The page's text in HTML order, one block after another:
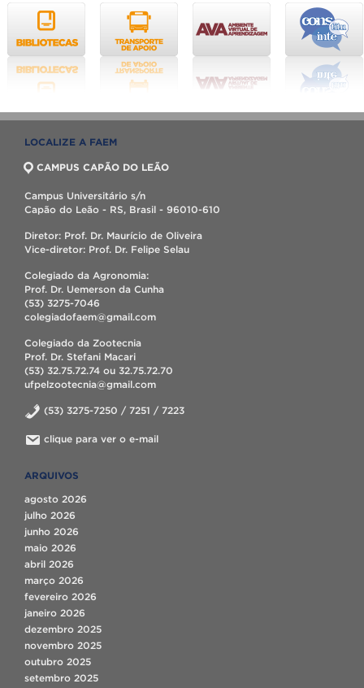
LOCALIZE A FAEM
CAMPUS CAPÃO DO LEÃO
Campus Universitário s/n
Capão do Leão - RS, Brasil - 96010-610
Diretor: Prof. Dr. Maurício de Oliveira
Vice-diretor: Prof. Dr. Felipe Selau
Colegiado da Agronomia:
Prof. Dr. Uemerson da Cunha
(53) 3275-7046
colegiadofaem@gmail.com
Colegiado da Zootecnia
Prof. Dr. Stefani Macari
(53) 32.75.72.74 ou 32.75.72.70
ufpelzootecnia@gmail.com
(53) 3275-7250 / 7251 / 7223
clique para ver o e-mail
ARQUIVOS
agosto 2026
julho 2026
junho 2026
maio 2026
abril 2026
março 2026
fevereiro 2026
janeiro 2026
dezembro 2025
novembro 2025
outubro 2025
setembro 2025